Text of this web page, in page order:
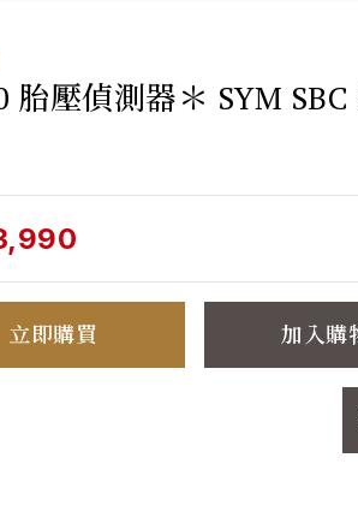
胎壓偵測器＊ SYM
立即購買 加入購